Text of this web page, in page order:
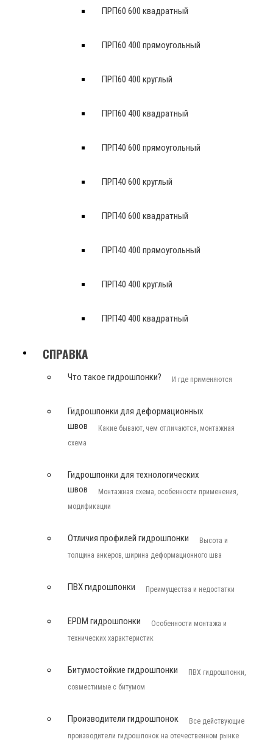
ПРП60 600 квадратный
ПРП60 400 прямоугольный
ПРП60 400 круглый
ПРП60 400 квадратный
ПРП40 600 прямоугольный
ПРП40 600 круглый
ПРП40 600 квадратный
ПРП40 400 прямоугольный
ПРП40 400 круглый
ПРП40 400 квадратный
СПРАВКА
Что такое гидрошпонки? И где применяются
Гидрошпонки для деформационных
швов
Какие бывают, чем отличаются, монтажная
схема
Гидрошпонки для технологических
швов
Монтажная схема, особенности применения,
модификации
Отличия профилей гидрошпонки
Высота и
толщина анкеров, ширина деформационного шва
ПВХ гидрошпонки Преимущества и недостатки
EPDM гидрошпонки
Особенности монтажа и
технических характеристик
Битумостойкие гидрошпонки
ПВХ гидрошпонки,
совместимые с битумом
Производители гидрошпонок
Все действующие
производители гидрошпонок на отечественном рынке